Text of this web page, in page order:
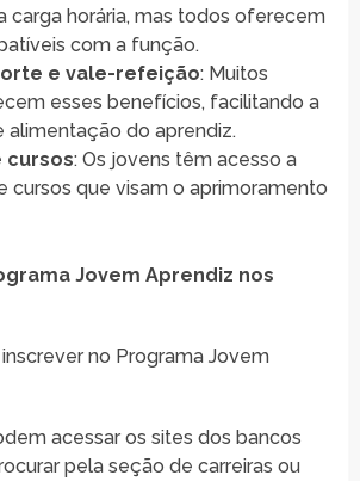
carga horária, mas todos oferecem
com a função.
e vale-refeição: Muitos
esses benefícios, facilitando a
alimentação do aprendiz.
cursos: Os jovens têm acesso a
cursos que visam o aprimoramento
Jovem Aprendiz nos
no Programa Jovem
acessar os sites dos bancos
pela seção de carreiras ou